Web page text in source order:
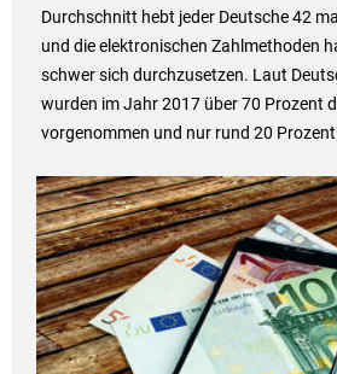
Durchschnitt hebt jeder Deutsche 42
und die elektronischen Zahlmethoden
schwer sich durchzusetzen. Laut
wurden im Jahr 2017 über 70 Prozent
vorgenommen und nur rund 20